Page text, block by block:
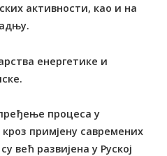
активности, као и на
енергетике и
процеса у
примјену савремених
већ развијена у Руској